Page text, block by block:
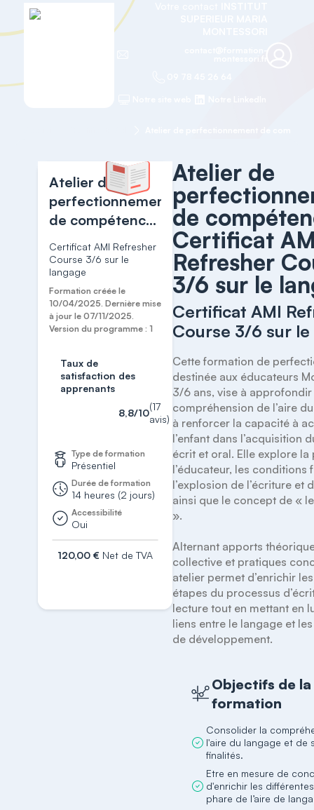
Atelier de
perfectionnement
de compétences
- Certificat AMI
Refresher
Course 3/6 sur
le langage
Certificat AMI Refresher
Course 3/6 sur le
langage
Formation créée le
10/04/2025. Dernière mise
à jour le 07/11/2025.
Version du programme : 1
Taux de
satisfaction des
apprenants
8,8/10
(17
avis)
Type de formation
Présentiel
Durée de formation
14 heures (2 jours)
Accessibilité
Oui
120,00 € Net de TVA
Atelier de
de
Certificat
Refresher
3/6 sur le
Certificat AMI
Course 3/6 sur
Cette formation de
destinée aux éducateurs
3/6 ans, vise à
compréhension de l’aire
à renforcer la capacité à
l’enfant dans l’acquisition
écrit et oral. Elle explore la
l’éducateur, les conditions
l’explosion de l’écriture et
ainsi que le concept de «
».
Alternant apports
collective et pratiques
atelier permet d’enrichir
étapes du processus
lecture tout en mettant en
liens entre le langage et
de développement.
Objectifs de la
formation
Consolider la
l'aire du langage et de
finalités.
Etre en mesure de
d'enrichir les
phare de l’aire de